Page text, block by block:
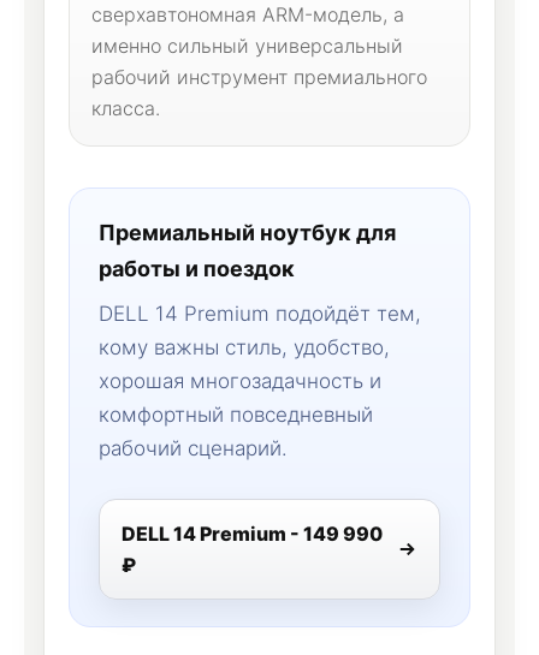
сверхавтономная ARM-модель, а
именно сильный универсальный
рабочий инструмент премиального
класса.
Премиальный ноутбук для
работы и поездок
DELL 14 Premium подойдёт тем,
кому важны стиль, удобство,
хорошая многозадачность и
комфортный повседневный
рабочий сценарий.
DELL 14 Premium - 149 990
₽